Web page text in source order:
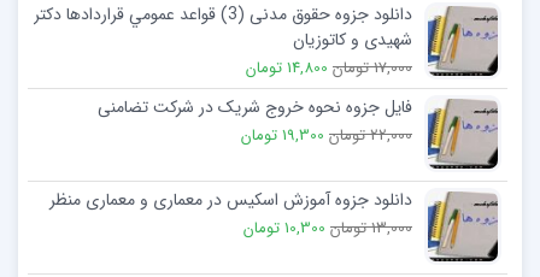
دانلود جزوه حقوق مدنی (3) قواعد عمومي قراردادها دکتر
شهیدی و کاتوزیان
17,000 تومان 14,800 تومان
فایل جزوه نحوه خروج شریک در شرکت تضامنی
22,000 تومان 19,300 تومان
دانلود جزوه آموزش اسکیس در معماری و معماری منظر
13,000 تومان 10,300 تومان